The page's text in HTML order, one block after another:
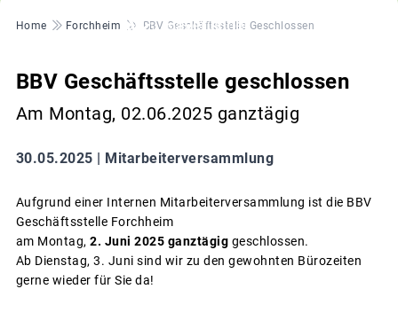
Pfadnavigation
Home Forchheim BBV Geschäftsstelle Geschlossen
BBV Geschäftsstelle geschlossen
Am Montag, 02.06.2025 ganztägig
30.05.2025 | Mitarbeiterversammlung
Aufgrund einer Internen Mitarbeiterversammlung ist die BBV
Geschäftsstelle Forchheim
am Montag, 2. Juni 2025 ganztägig geschlossen.
Ab Dienstag, 3. Juni sind wir zu den gewohnten Bürozeiten
gerne wieder für Sie da!